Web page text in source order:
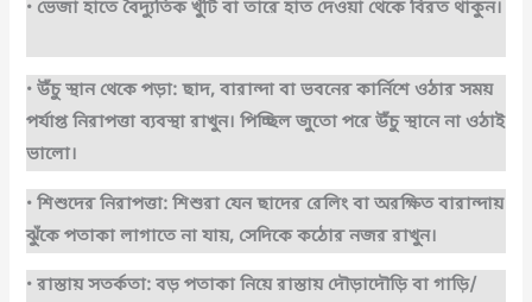
• ভেজা হাতে বৈদ্যুতিক খুঁটি বা তারে হাত দেওয়া থেকে বিরত থাকুন।
• উঁচু স্থান থেকে পড়া: ছাদ, বারান্দা বা ভবনের কার্নিশে ওঠার সময়
পর্যাপ্ত নিরাপত্তা ব্যবস্থা রাখুন। পিচ্ছিল জুতো পরে উঁচু স্থানে না ওঠাই
ভালো।
• শিশুদের নিরাপত্তা: শিশুরা যেন ছাদের রেলিং বা অরক্ষিত বারান্দায়
ঝুঁকে পতাকা লাগাতে না যায়, সেদিকে কঠোর নজর রাখুন।
• রাস্তায় সতর্কতা: বড় পতাকা নিয়ে রাস্তায় দৌড়াদৌড়ি বা গাড়ি/